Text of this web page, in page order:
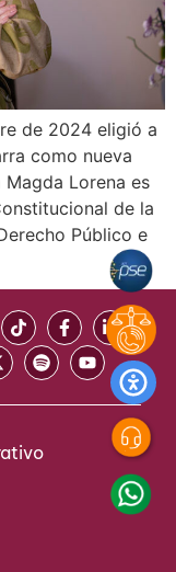
de 2024 eligió a
como nueva
Lorena es
de la
Público e